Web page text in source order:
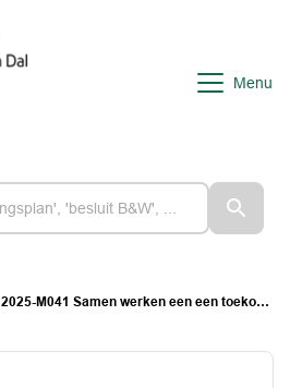
Menu
2025-M041 Samen werken een een toekomstbestendige landbouw